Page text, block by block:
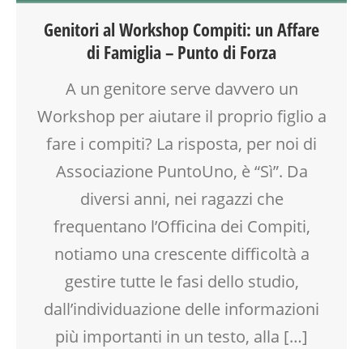
EDUCATORE
GENITORI
LABORATORIO
MAMME
OFFICINA
SCUOLA
TEMPO LIBERO
VIA FARUFFINI
Genitori al Workshop Compiti: un Affare
di Famiglia – Punto di Forza
A un genitore serve davvero un
Workshop per aiutare il proprio figlio a
fare i compiti? La risposta, per noi di
Associazione PuntoUno, è “Sì”. Da
diversi anni, nei ragazzi che
frequentano l’Officina dei Compiti,
notiamo una crescente difficoltà a
gestire tutte le fasi dello studio,
dall’individuazione delle informazioni
più importanti in un testo, alla […]